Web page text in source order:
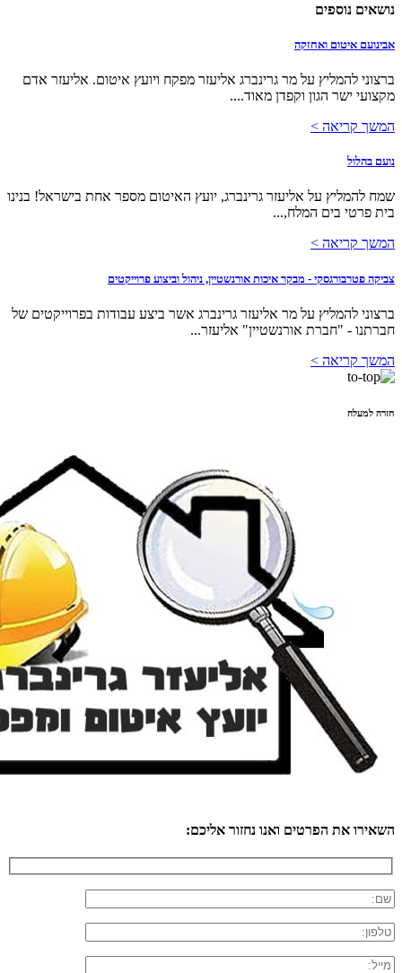
נושאים נוספים
אבינועם איטום ואחזקה
ברצוני להמליץ על מר גרינברג אליעזר מפקח ויועץ איטום. אליעזר אדם
מקצועי ישר הגון וקפדן מאוד....
המשך קריאה >
נועם בהלול
שמח להמליץ על אליעזר גרינברג, יועץ האיטום מספר אחת בישראל! בנינו
בית פרטי בים המלח,...
המשך קריאה >
צביקה פטרבורגסקי - מבקר איכות אורנשטיין, ניהול וביצוע פרוייקטים
ברצוני להמליץ על מר אליעזר גרינברג אשר ביצע עבודות בפרוייקטים של
חברתנו - "חברת אורנשטיין" אליעזר...
המשך קריאה >
חזרה למעלה
השאירו את הפרטים ואנו נחזור אליכם: